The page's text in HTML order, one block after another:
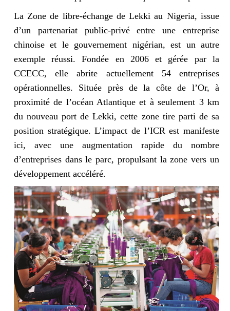
La Zone de libre-échange de Lekki au Nigeria, issue
d’un partenariat public-privé entre une entreprise
chinoise et le gouvernement nigérian, est un autre
exemple réussi. Fondée en 2006 et gérée par la
CCECC, elle abrite actuellement 54 entreprises
opérationnelles. Située près de la côte de l’Or, à
proximité de l’océan Atlantique et à seulement 3 km
du nouveau port de Lekki, cette zone tire parti de sa
position stratégique. L’impact de l’ICR est manifeste
ici, avec une augmentation rapide du nombre
d’entreprises dans le parc, propulsant la zone vers un
développement accéléré.